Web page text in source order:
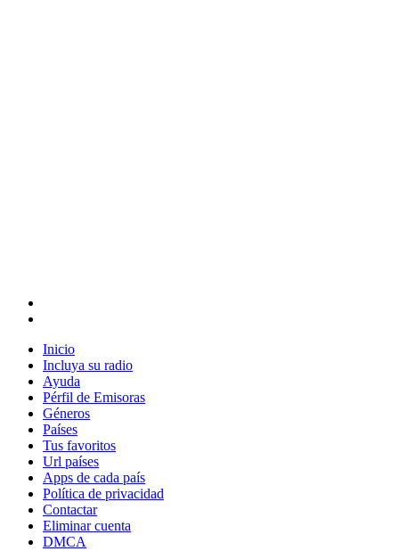
Inicio
Incluya su radio
Ayuda
Pérfil de Emisoras
Géneros
Países
Tus favoritos
Url países
Apps de cada país
Política de privacidad
Contactar
Eliminar cuenta
DMCA